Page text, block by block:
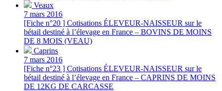
Veaux
7 mars 2016
[Fiche n°20 ] Cotisations ÉLEVEUR-NAISSEUR sur le
bétail destiné à l’élevage en France – BOVINS DE MOINS
DE 8 MOIS (VEAU)
Caprins
7 mars 2016
[Fiche n°23 ] Cotisations ÉLEVEUR-NAISSEUR sur le
bétail destiné à l’élevage en France – CAPRINS DE MOINS
DE 12KG DE CARCASSE